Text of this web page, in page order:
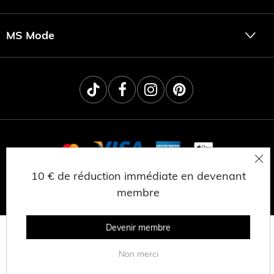
MS Mode
CONFIDENTIALITÉ
CONDITIONS GÉNÉRALES
TRAVAILLER CHEZ MS MODE
10 € de réduction immédiate en devenant
membre
Devenir membre
Non merci